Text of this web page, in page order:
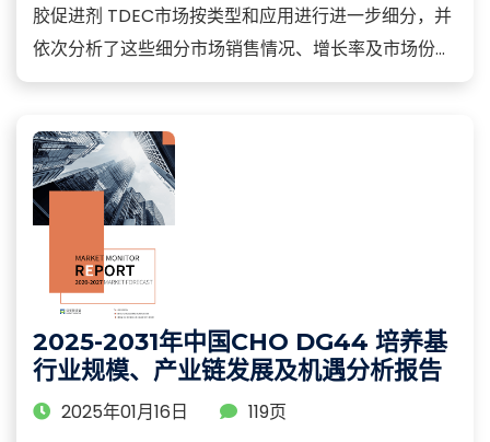
胶促进剂 TDEC市场按类型和应用进行进一步细分，并
依次分析了这些细分市场销售情况、增长率及市场份...
2025-2031年中国CHO DG44 培养基
行业规模、产业链发展及机遇分析报告
2025年01月16日
119页